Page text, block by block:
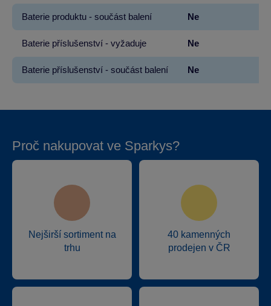
Baterie produktu - součást balení Ne
Baterie příslušenství - vyžaduje Ne
Baterie příslušenství - součást balení Ne
Proč nakupovat ve Sparkys?
Nejširší sortiment na
trhu
40 kamenných
prodejen v ČR